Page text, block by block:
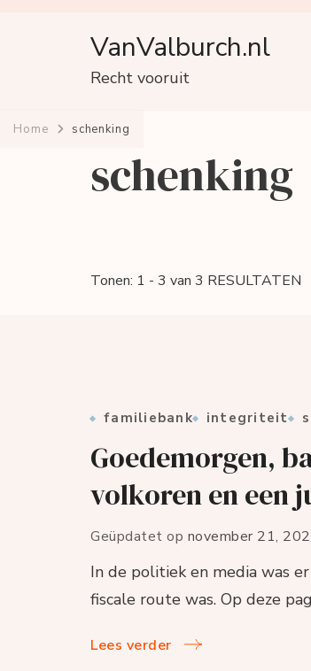
VanValburch.nl
Recht vooruit
Home schenking
schenking
Tonen: 1 - 3 van 3 RESULTATEN
familiebank integriteit
Goedemorgen,
volkoren en een
Geüpdatet op november 21,
In de politiek en media was
fiscale route was. Op deze
Lees verder